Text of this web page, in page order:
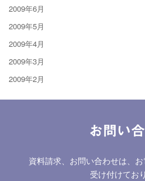
2009年6月
2009年5月
2009年4月
2009年3月
2009年2月
お問い
資料請求、お問い合わせは、
受け付けてお